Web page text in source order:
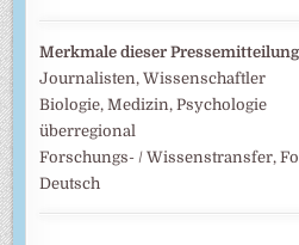
Merkmale dieser
Journalisten, Wissenschaftler
Biologie, Medizin, Psychologie
überregional
Forschungs- / Wissenstransfer,
Deutsch